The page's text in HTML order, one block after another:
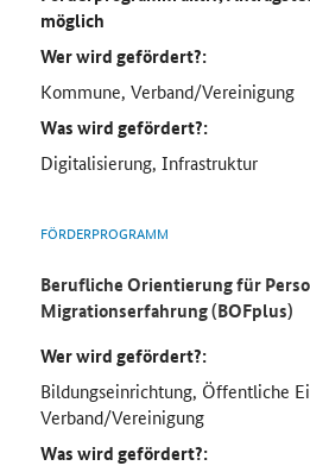
möglich
Wer wird gefördert?:
Kommune, Verband/Vereinigung
Was wird gefördert?:
Digitalisierung, Infrastruktur
FÖRDERPROGRAMM
Berufliche Orientierung für
Migrationserfahrung (BOFplus)
Wer wird gefördert?:
Bildungseinrichtung, Öffentliche
Verband/Vereinigung
Was wird gefördert?: